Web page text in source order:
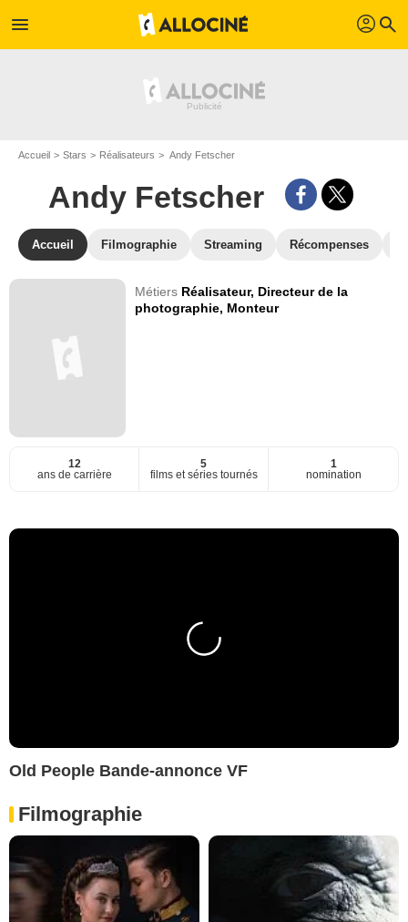
menu profil search
Accueil Stars Réalisateurs Andy Fetscher
Andy Fetscher
Accueil Filmographie Streaming Récompenses
Métiers Réalisateur, Directeur de la
photographie, Monteur
12
ans de carrière
5
films et séries tournés
1
nomination
Old People Bande-annonce VF
Filmographie